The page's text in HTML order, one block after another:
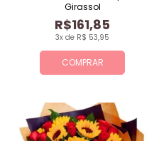
COMPRAR
3x de R$ 53,95
R$161,85
Girassol